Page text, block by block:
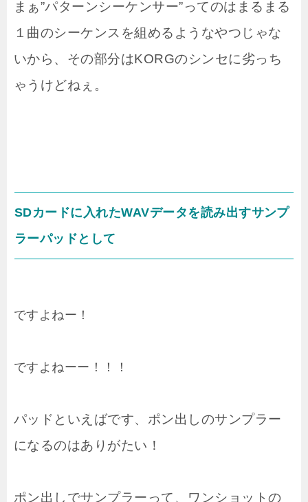
まぁ”パターンシーケンサー”ってのはまるまる
１曲のシーケンスを組めるようなやつじゃな
いから、その部分はKORGのシンセに劣っち
ゃうけどねぇ。
SDカードに入れたWAVデータを読み出すサンプ
ラーパッドとして
ですよねー！
ですよねーー！！！
パッドといえばです、ポン出しのサンプラー
になるのはありがたい！
ポン出しでサンプラーって、ワンショットの